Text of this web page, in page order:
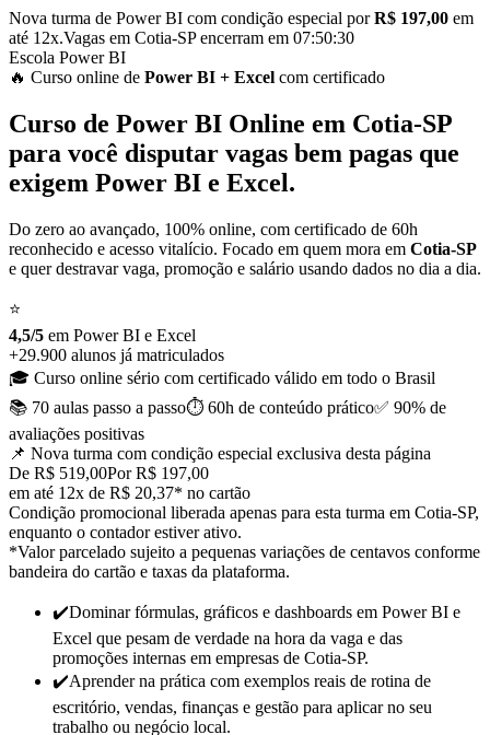
Nova turma de Power BI com condição especial porR$ 197,00 em
até 12x.Vagas em Cotia-SPencerram em 07:50:29
Escola Power BI
🔥 Curso online de Power BI + Excel com certificado
Curso de Power BI Online em Cotia-SP
para você disputar vagas bem pagas que
exigem Power BI e Excel.
Do zero ao avançado, 100% online, com certificado de 60h
reconhecido e acesso vitalício. Focado em quem mora em Cotia-SP
e quer destravar vaga, promoção e salário usando dados no dia a dia.
⭐
4,5/5 em Power BI e Excel
+29.900 alunos já matriculados
🎓 Curso online sério com certificado válido em todo o Brasil
📚 70 aulas passo a passo⏱️ 60h de conteúdo prático✅ 90% de
avaliações positivas
📌 Nova turma com condição especial exclusiva desta página
De R$ 519,00Por R$ 197,00
em até 12x de R$ 20,37* no cartão
Condição promocional liberada apenas para esta turma em Cotia-SP,
enquanto o contador estiver ativo.
*Valor parcelado sujeito a pequenas variações de centavos conforme
bandeira do cartão e taxas da plataforma.
✔️Dominar fórmulas, gráficos e dashboards em Power BI e
Excel que pesam de verdade na hora da vaga e das
promoções internas em empresas de Cotia-SP.
✔️Aprender na prática com exemplos reais de rotina de
escritório, vendas, finanças e gestão para aplicar no seu
trabalho ou negócio local.